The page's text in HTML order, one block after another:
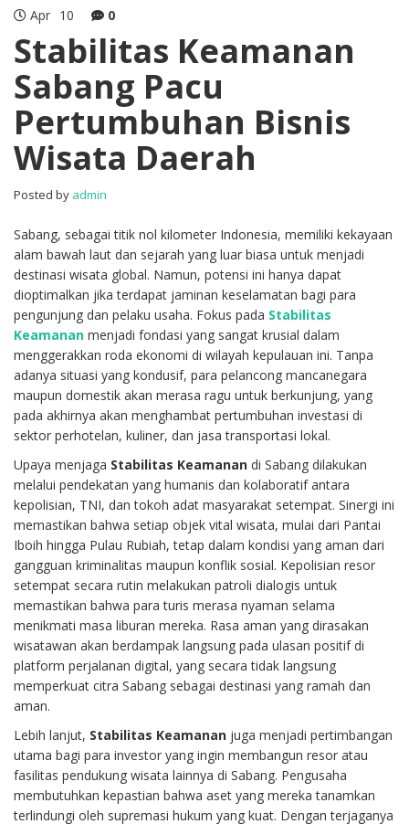
Apr 10 0
Stabilitas Keamanan
Sabang Pacu
Pertumbuhan Bisnis
Wisata Daerah
Posted by admin
Sabang, sebagai titik nol kilometer Indonesia, memiliki kekayaan
alam bawah laut dan sejarah yang luar biasa untuk menjadi
destinasi wisata global. Namun, potensi ini hanya dapat
dioptimalkan jika terdapat jaminan keselamatan bagi para
pengunjung dan pelaku usaha. Fokus pada Stabilitas
Keamanan menjadi fondasi yang sangat krusial dalam
menggerakkan roda ekonomi di wilayah kepulauan ini. Tanpa
adanya situasi yang kondusif, para pelancong mancanegara
maupun domestik akan merasa ragu untuk berkunjung, yang
pada akhirnya akan menghambat pertumbuhan investasi di
sektor perhotelan, kuliner, dan jasa transportasi lokal.
Upaya menjaga Stabilitas Keamanan di Sabang dilakukan
melalui pendekatan yang humanis dan kolaboratif antara
kepolisian, TNI, dan tokoh adat masyarakat setempat. Sinergi ini
memastikan bahwa setiap objek vital wisata, mulai dari Pantai
Iboih hingga Pulau Rubiah, tetap dalam kondisi yang aman dari
gangguan kriminalitas maupun konflik sosial. Kepolisian resor
setempat secara rutin melakukan patroli dialogis untuk
memastikan bahwa para turis merasa nyaman selama
menikmati masa liburan mereka. Rasa aman yang dirasakan
wisatawan akan berdampak langsung pada ulasan positif di
platform perjalanan digital, yang secara tidak langsung
memperkuat citra Sabang sebagai destinasi yang ramah dan
aman.
Lebih lanjut, Stabilitas Keamanan juga menjadi pertimbangan
utama bagi para investor yang ingin membangun resor atau
fasilitas pendukung wisata lainnya di Sabang. Pengusaha
membutuhkan kepastian bahwa aset yang mereka tanamkan
terlindungi oleh supremasi hukum yang kuat. Dengan terjaganya